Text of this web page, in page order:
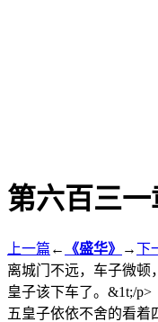
第六百三
上一篇 ← 《盛华》 →下
离城门不远，车子微顿
皇子该下车了。&1t;/p>
五皇子依依不舍的看着